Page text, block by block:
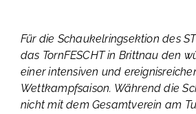
Für die Schaukelringsektion des
das TornFESCHT in Brittnau den
einer intensiven und
Wettkampfsaison. Während die
nicht mit dem Gesamtverein am